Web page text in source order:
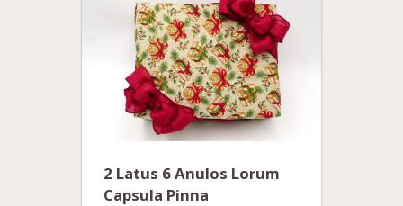
2 Latus 6 Anulos Lorum
Capsula Pinna